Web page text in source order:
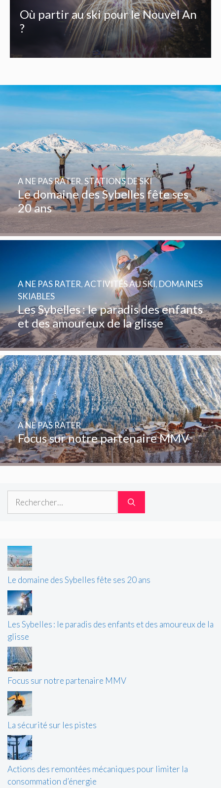
Où partir au ski pour le Nouvel An
?
Le domaine des Sybelles fête ses
20 ans
A NE PAS RATER,STATIONS DE SKI
Les Sybelles : le paradis des enfants
et des amoureux de la glisse
A NE PAS RATER,ACTIVITÉS AU SKI, DOMAINES
SKIABLES
Focus sur notre partenaire MMV
A NE PAS RATER
Le domaine des Sybelles fête ses 20 ans
Les Sybelles : le paradis des enfants et des amoureux de la
glisse
Focus sur notre partenaire MMV
La sécurité sur les pistes
Actions des remontées mécaniques pour limiter la
consommation d’énergie